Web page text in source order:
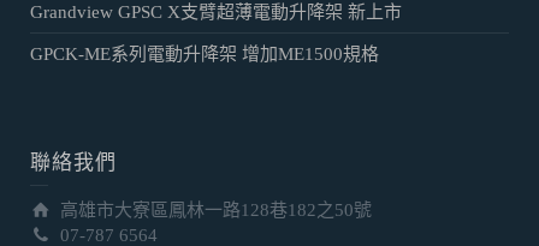
Grandview GPSC X支臂超薄電動升降架 新上市
GPCK-ME系列電動升降架 增加ME1500規格
聯絡我們
高雄市大寮區鳳林一路128巷182之50號
07-787 6564